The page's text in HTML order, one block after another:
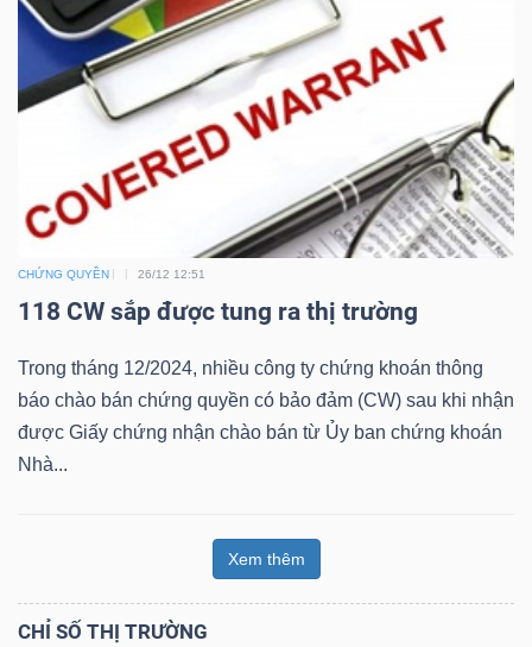
CHỨNG QUYỀN 26/12 12:51
118 CW sắp được tung ra thị trường
Trong tháng 12/2024, nhiều công ty chứng khoán thông
báo chào bán chứng quyền có bảo đảm (CW) sau khi nhận
được Giấy chứng nhận chào bán từ Ủy ban chứng khoán
Nhà...
Xem thêm
CHỈ SỐ THỊ TRƯỜNG
Sách
chính
đầu
tư
chính